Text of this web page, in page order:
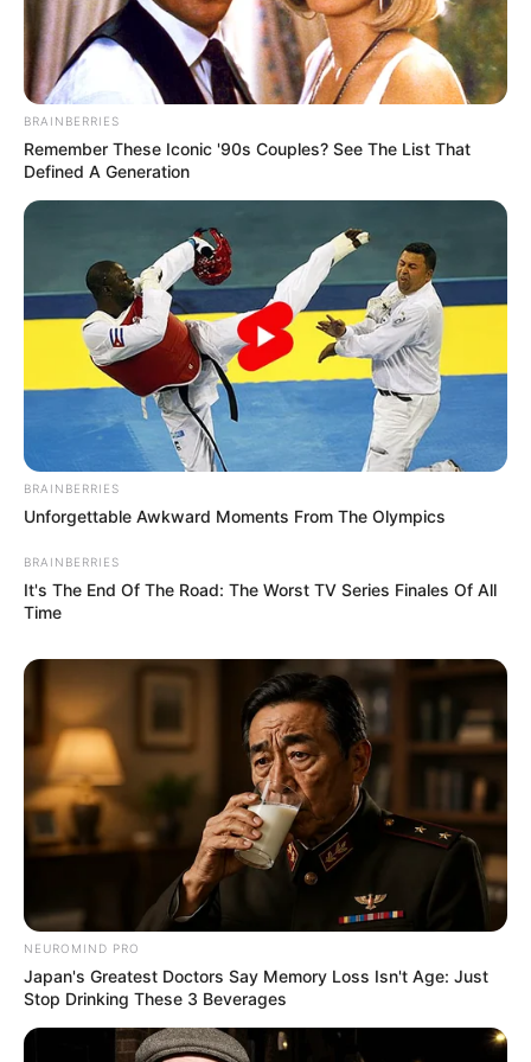
το_ΓΕΓΟΝΟΣ της ΘΥΕΛΛΑΣ
μετά...
BRICS: Η Ρωσία Και Η Ινδία
Δεν Χρειάζονται Πια Δολάριο
Το Judicial Watch
αποκαλύπτει το σχέδιο
προπαγάνδας της
κυβέρνησης Μπάιντεν για
την...
Email address:
Όλα τα κείμενα και οι εικόνες είναι πνευματική ιδιοκτησία του
ΝΙΚΟΛΑΟΣ ΑΝΑΞΙΜΑΝΔΡΟΣ. Aπαγορεύεται η αναπαραγωγή, η
αναδημοσίευση και η τροποποίησή τους χωρίς προηγούμενη
γραπτή άδεια του δημιουργού τους. Με επιφύλαξη κάθε νόμιμου
δικαιώματος. Διαβάστε την
αποδέχεστε. Ο ιστότοπος διατηρεί το δικαίωμα να τροποποιήσει
τους όρους χρήσης.
Επικοινωνήστε μαζί μας: nikolaosgeor@gmail.com
BRAINBERRIES
Remember These Iconic '90s Couples? See The List That
Defined A Generation
BRAINBERRIES
Unforgettable Awkward Moments From The Olympics
BRAINBERRIES
It's The End Of The Road: The Worst TV Series Finales Of All
Time
NEUROMIND PRO
Japan's Greatest Doctors Say Memory Loss Isn't Age: Just
Stop Drinking These 3 Beverages